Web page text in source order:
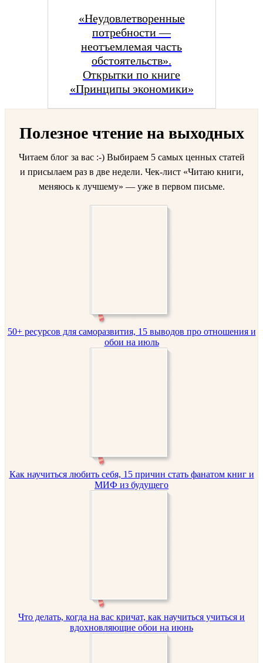
«Неудовлетворенные
потребности —
неотъемлемая часть
обстоятельств».
Открытки по книге
«Принципы экономики»
Полезное чтение на выходных
Читаем блог за вас :-) Выбираем 5 самых ценных статей
и присылаем раз в две недели. Чек-лист «Читаю книги,
меняюсь к лучшему» — уже в первом письме.
50+ ресурсов для саморазвития, 15 выводов про отношения и
обои на июль
Как научиться любить себя, 15 причин стать фанатом книг и
МИФ из будущего
Что делать, когда на вас кричат, как научиться учиться и
вдохновляющие обои на июнь